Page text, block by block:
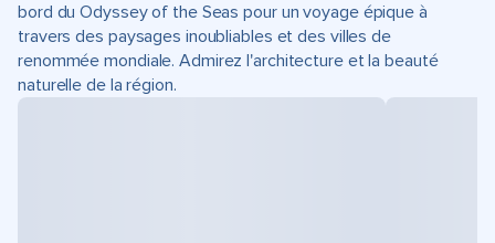
bord du Odyssey of the Seas pour un voyage épique à
travers des paysages inoubliables et des villes de
renommée mondiale. Admirez l'architecture et la beauté
naturelle de la région.